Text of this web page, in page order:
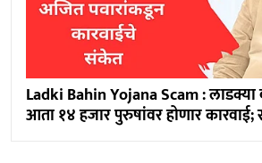
Ladki Bahin Yojana Scam :
आता १४ हजार पुरुषांवर होणार कारवाई;